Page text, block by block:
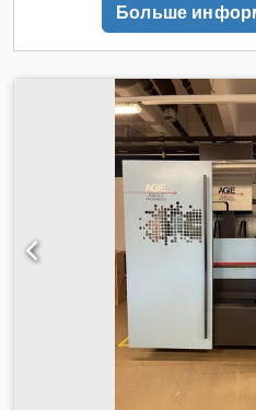
Больше